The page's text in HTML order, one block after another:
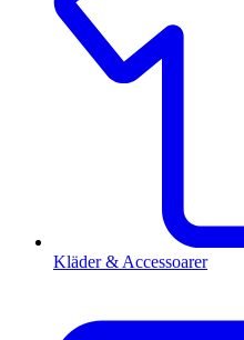
Kläder & Accessoarer